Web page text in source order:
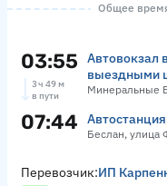
Общее
03:55
Автовокзал
выездными
Минеральные
3 ч 49 м
в пути
07:44 Автостанция
Беслан, улица
Перевозчик:ИП